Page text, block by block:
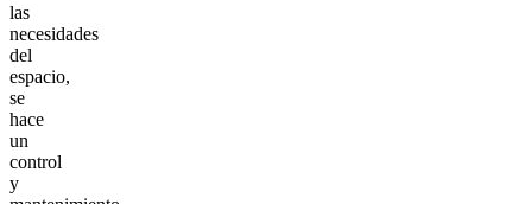
las
necesidades
del
espacio,
se
hace
un
control
y